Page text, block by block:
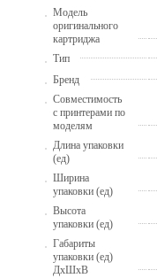
Модель
оригинального
картриджа
Тип
Бренд
Совместимость
с принтерами по
моделям
Длина упаковки
(ед)
Ширина
упаковки (ед)
Высота
упаковки (ед)
Габариты
упаковки (ед)
ДхШхВ